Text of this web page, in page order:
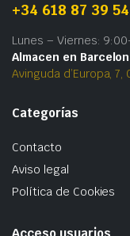
+34 618 87 39 54
Lunes – Viernes:
Almacen en
Avinguda d’Europa,
Categorías
Contacto
Aviso legal
Política de Cookies